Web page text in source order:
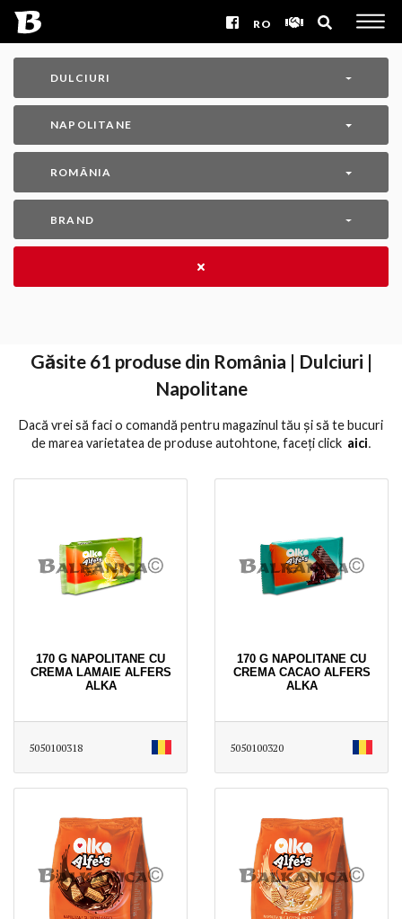
RO
DULCIURI
NAPOLITANE
ROMÂNIA
BRAND
Găsite 61 produse din România | Dulciuri |
Napolitane
Dacă vrei să faci o comandă pentru magazinul tău și să te bucuri
de marea varietatea de produse autohtone, faceți click aici․
170 G NAPOLITANE CU
CREMA LAMAIE ALFERS
ALKA
5050100318
170 G NAPOLITANE CU
CREMA CACAO ALFERS
ALKA
5050100320